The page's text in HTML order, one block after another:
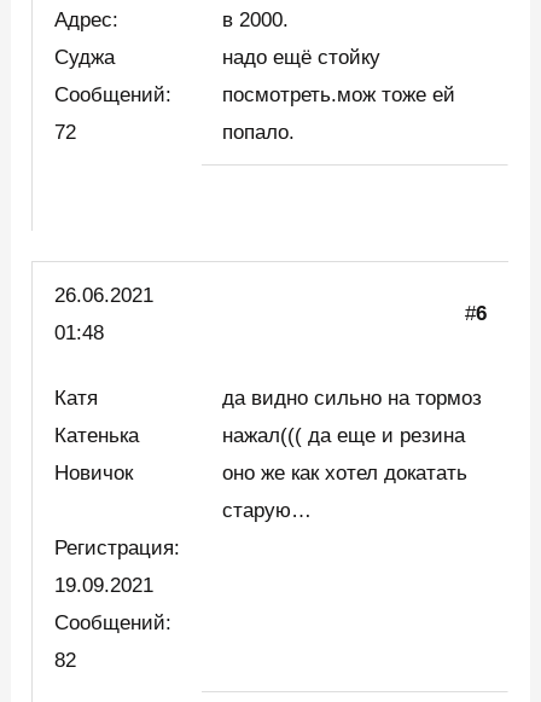
Адрес:
Суджа
Сообщений:
72
в 2000.
надо ещё стойку
посмотреть.мож тоже ей
попало.
26.06.2021
01:48
#6
Катя
Катенька
Новичок
Регистрация:
19.09.2021
Сообщений:
82
да видно сильно на тормоз
нажал((( да еще и резина
оно же как хотел докатать
старую…